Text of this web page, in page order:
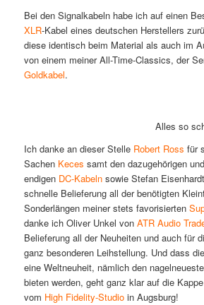
Bei den Signalkabeln habe ich auf einen
XLR-Kabel eines deutschen Herstellers
diese identisch beim Material als auch im
von einem meiner All-Time-Classics, der
Goldkabel.
Alles so
Ich danke an dieser Stelle Robert Ross für
Sachen Keces samt den dazugehörigen
endigen DC-Kabelnsowie Stefan
schnelle Belieferung all der benötigten
Sonderlängen meiner stets favorisierten
danke ich Oliver Unkel von ATR Audio
Belieferung all der Neuheiten und auch für
ganz besonderen Leihstellung. Und dass
eine Weltneuheit, nämlich den
bieten werden, geht ganz klar auf die
vom High Fidelity-Studioin Augsburg!